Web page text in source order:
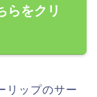
らをクリ
リップのサー